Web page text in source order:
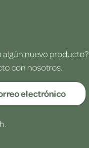
algún nuevo producto?
con nosotros.
electrónico